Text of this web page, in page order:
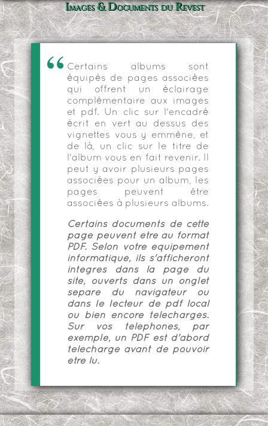
Images & Documents du Revest
Certains albums sont
équipés de pages associées
qui offrent un éclairage
complémentaire aux images
et pdf. Un clic sur l'encadré
écrit en vert au dessus des
vignettes vous y emmène, et
de là, un clic sur le titre de
l'album vous en fait revenir. Il
peut y avoir plusieurs pages
associées pour un album, les
pages peuvent être
associées à plusieurs albums.
Certains documents de cette
page peuvent être au format
PDF. Selon votre équipement
informatique, ils s'afficheront
intégrés dans la page du
site, ouverts dans un onglet
séparé du navigateur ou
dans le lecteur de pdf local
ou bien encore téléchargés.
Sur vos téléphones, par
exemple, un PDF est d'abord
téléchargé avant de pouvoir
être lu.